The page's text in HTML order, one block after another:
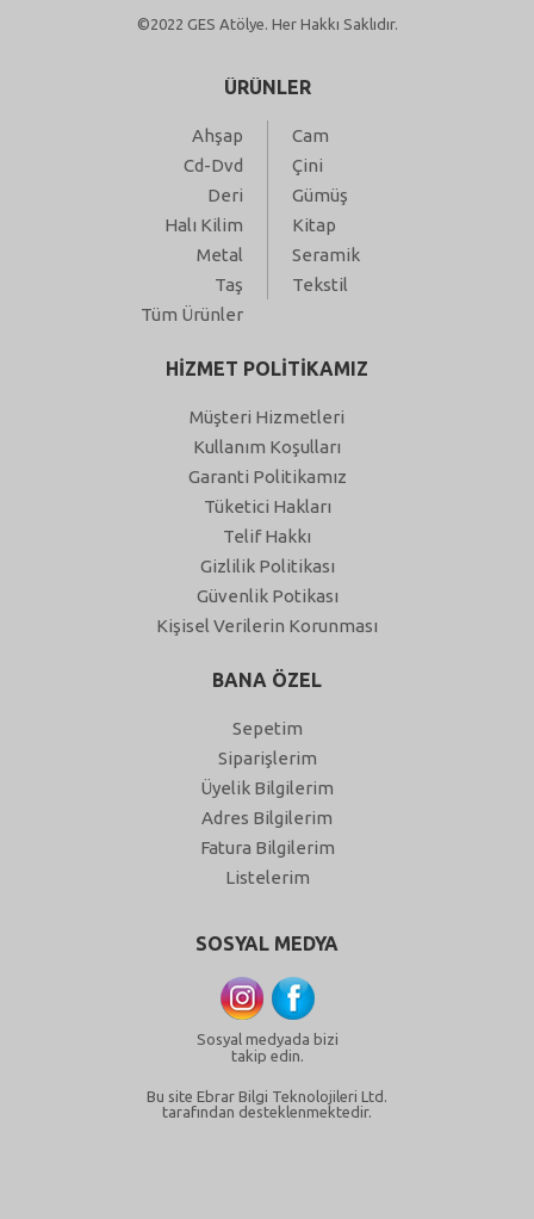
©2022 GES Atölye. Her Hakkı Saklıdır.
ÜRÜNLER
Ahşap
Cam
Cd-Dvd
Çini
Deri
Gümüş
Halı Kilim
Kitap
Metal
Seramik
Taş
Tekstil
Tüm Ürünler
HİZMET POLİTİKAMIZ
Müşteri Hizmetleri
Kullanım Koşulları
Garanti Politikamız
Tüketici Hakları
Telif Hakkı
Gizlilik Politikası
Güvenlik Potikası
Kişisel Verilerin Korunması
BANA ÖZEL
Sepetim
Siparişlerim
Üyelik Bilgilerim
Adres Bilgilerim
Fatura Bilgilerim
Listelerim
SOSYAL MEDYA
Sosyal medyada bizi
takip edin.
Bu site Ebrar Bilgi Teknolojileri Ltd.
tarafından desteklenmektedir.